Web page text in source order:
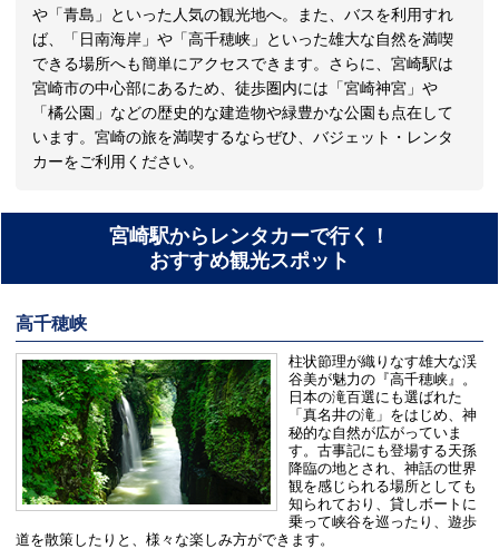
や「青島」といった人気の観光地へ。また、バスを利用すれ
ば、「日南海岸」や「高千穂峡」といった雄大な自然を満喫
できる場所へも簡単にアクセスできます。さらに、宮崎駅は
宮崎市の中心部にあるため、徒歩圏内には「宮崎神宮」や
「橘公園」などの歴史的な建造物や緑豊かな公園も点在して
います。宮崎の旅を満喫するならぜひ、バジェット・レンタ
カーをご利用ください。
宮崎駅からレンタカーで行く！
おすすめ観光スポット
高千穂峡
柱状節理が織りなす雄大な渓
谷美が魅力の『高千穂峡』。
日本の滝百選にも選ばれた
「真名井の滝」をはじめ、神
秘的な自然が広がっていま
す。古事記にも登場する天孫
降臨の地とされ、神話の世界
観を感じられる場所としても
知られており、貸しボートに
乗って峡谷を巡ったり、遊歩
道を散策したりと、様々な楽しみ方ができます。